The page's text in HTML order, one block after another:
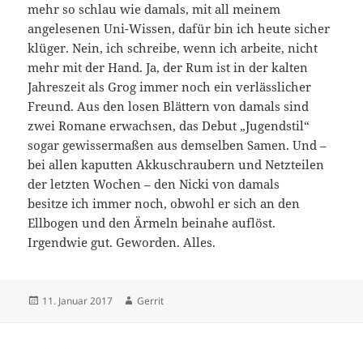
mehr so schlau wie damals, mit all meinem
angelesenen Uni-Wissen, dafür bin ich heute sicher
klüger. Nein, ich schreibe, wenn ich arbeite, nicht
mehr mit der Hand. Ja, der Rum ist in der kalten
Jahreszeit als Grog immer noch ein verlässlicher
Freund. Aus den losen Blättern von damals sind
zwei Romane erwachsen, das Debut „Jugendstil“
sogar gewissermaßen aus demselben Samen. Und –
bei allen kaputten Akkuschraubern und Netzteilen
der letzten Wochen – den Nicki von damals
besitze ich immer noch, obwohl er sich an den
Ellbogen und den Ärmeln beinahe auflöst.
Irgendwie gut. Geworden. Alles.
Veröffentlicht
11. Januar 2017 Autor
Gerrit